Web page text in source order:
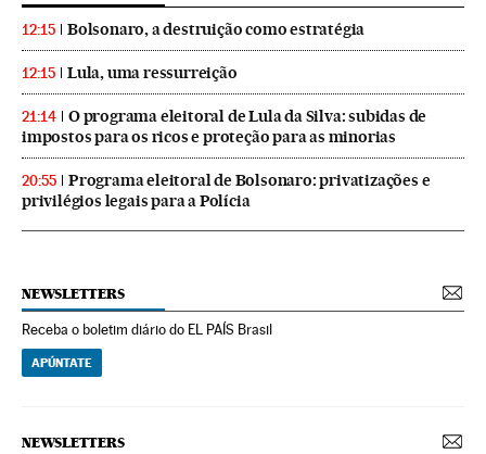
12:15 Bolsonaro, a destruição como estratégia
12:15 Lula, uma ressurreição
21:14
O programa eleitoral de Lula da Silva: subidas de
impostos para os ricos e proteção para as minorias
20:55
Programa eleitoral de Bolsonaro: privatizações e
privilégios legais para a Polícia
NEWSLETTERS
Receba o boletim diário do EL PAÍS Brasil
APÚNTATE
NEWSLETTERS